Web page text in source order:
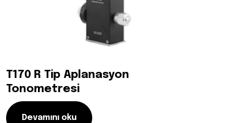
T170 R Tip Aplanasyon
Tonometresi
Devamını oku